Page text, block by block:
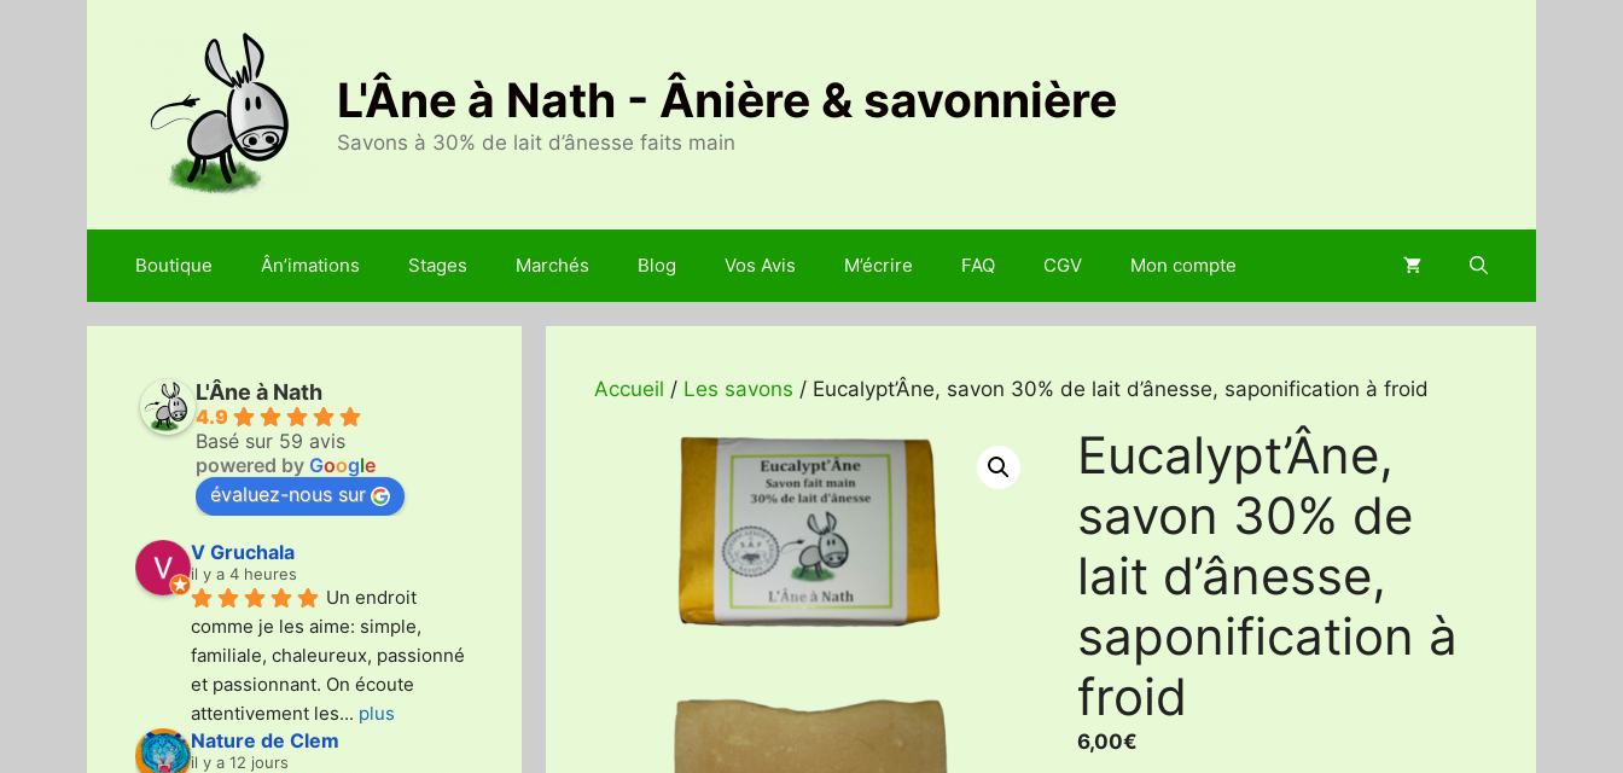
L'Âne à Nath - Ânière & savonnière
Savons à 30% de lait d’ânesse faits main
Boutique Ân’imations Stages Marchés Blog Vos Avis M’écrire FAQ CGV Mon compte
Accueil / Les savons / Eucalypt’Âne, savon 30% de lait d’ânesse, saponification à froid
Eucalypt’Âne,
savon 30% de
lait d’ânesse,
saponification à
froid
6,00€
L'Âne à Nath
4.9
Basé sur 59 avis
powered by Google
évaluez-nous sur
V Gruchala
il y a 4 heures
Un endroit
comme je les aime: simple,
familiale, chaleureux, passionné
et passionnant. On écoute
attentivement les... plus
Nature de Clem
il y a 12 jours